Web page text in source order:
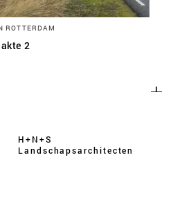
ROTTERDAM
2
H+N+S
Landschaps­architecten